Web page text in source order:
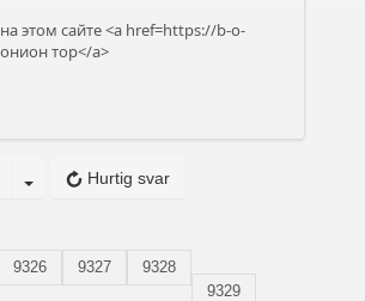
этом сайте <a href=https://b-o-
тор</a>
Hurtig svar
9326 9327
9328
9329